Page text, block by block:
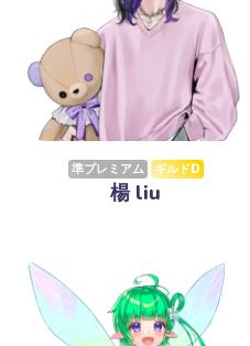
準プレミアム ギルドD
楊 liu